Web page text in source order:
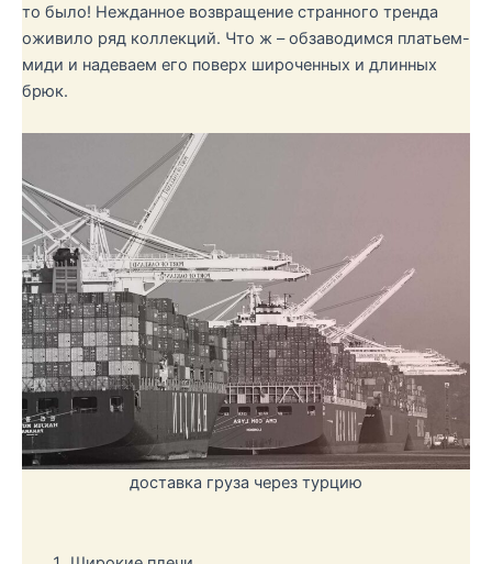
то было! Нежданное возвращение странного тренда
оживило ряд коллекций. Что ж – обзаводимся платьем-
миди и надеваем его поверх широченных и длинных
брюк.
доставка груза через турцию